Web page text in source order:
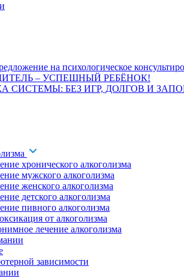
на психологическое
– УСПЕШНЫЙ РЕБЁНОК!
СИСТЕМЫ: БЕЗ ИГР, ДОЛГОВ И
хронического алкоголизма
мужского алкоголизма
женского алкоголизма
детского алкоголизма
пивного алкоголизма
от алкоголизма
лечение алкоголизма
зависимости